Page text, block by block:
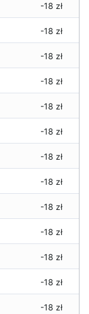
-18 zł
-18 zł
-18 zł
-18 zł
-18 zł
-18 zł
-18 zł
-18 zł
-18 zł
-18 zł
-18 zł
-18 zł
-18 zł